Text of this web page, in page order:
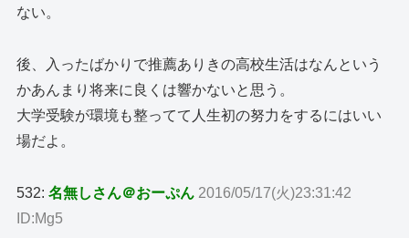
ない。
後、入ったばかりで推薦ありきの高校生活はなんという
かあんまり将来に良くは響かないと思う。
大学受験が環境も整ってて人生初の努力をするにはいい
場だよ。
532:名無しさん＠おーぷん 2016/05/17(火)23:31:42
ID:Mg5